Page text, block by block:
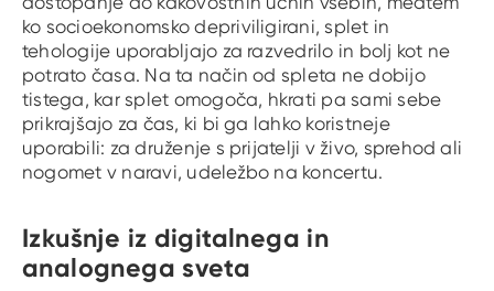
ko socioekonomsko depriviligirani, splet in
tehologije uporabljajo za razvedrilo in bolj kot ne
potrato časa. Na ta način od spleta ne dobijo
tistega, kar splet omogoča, hkrati pa sami sebe
prikrajšajo za čas, ki bi ga lahko koristneje
uporabili: za druženje s prijatelji v živo, sprehod ali
nogomet v naravi, udeležbo na koncertu.
Izkušnje iz digitalnega in
analognega sveta